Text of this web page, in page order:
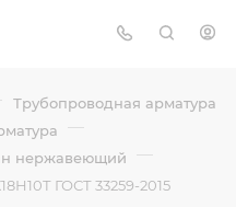
Трубопроводная арматура
—
нержавеющий —
ГОСТ 33259-2015